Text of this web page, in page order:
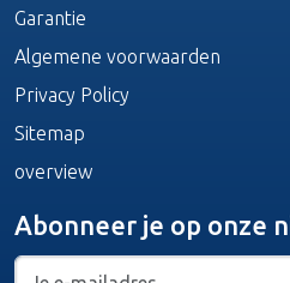
Garantie
Algemene voorwaarden
Privacy Policy
Sitemap
overview
Abonneer je op onze